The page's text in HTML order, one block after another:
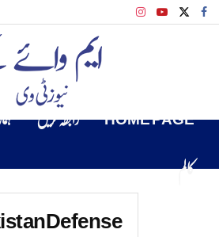
HOME PAGE رابطہ کریں
کالم